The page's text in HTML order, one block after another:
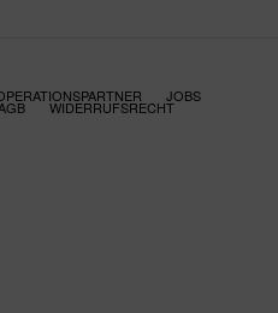
JOBS
WIDERRUFSRECHT